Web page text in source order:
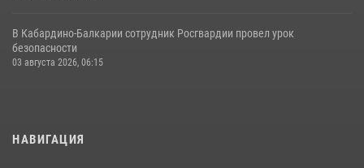
В Кабардино‑Балкарии сотрудник Росгвардии провел урок
безопасности
03 августа 2026, 06:15
НАВИГАЦИЯ